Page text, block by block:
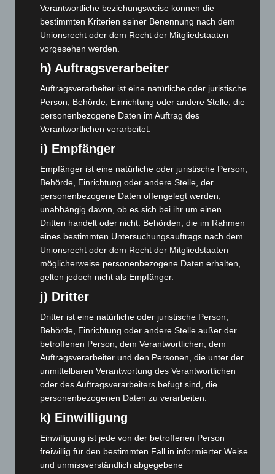
August 2026(14)
Juli 2026(73)
Juni 2026(139)
Mai 2026(99)
April 2026(99)
März 2026(115)
Februar 2026
(109)
Januar 2026
(122)
November 2025(114)
Oktober 2025(112)
September 2025 (93)
August 2025(90)
Juli 2025(90)
Juni 2025
(103)
Mai 2025(112)
März 2025(111)
Februar 2025(96)
Januar 2025(88)
Dezember 2024(89)
November 2024(94)
Oktober 2024(93)
September 2024 (112)
August 2024 (107)
Verantwortliche beziehungsweise können die
bestimmten Kriterien seiner Benennung nach dem
Unionsrecht oder dem Recht der Mitgliedstaaten
vorgesehen werden.
h) Auftragsverarbeiter
Auftragsverarbeiter ist eine natürliche oder juristische
Person, Behörde, Einrichtung oder andere Stelle, die
personenbezogene Daten im Auftrag des
Verantwortlichen verarbeitet.
i) Empfänger
Empfänger ist eine natürliche oder juristische Person,
Behörde, Einrichtung oder andere Stelle, der
personenbezogene Daten offengelegt werden,
unabhängig davon, ob es sich bei ihr um einen
Dritten handelt oder nicht. Behörden, die im Rahmen
eines bestimmten Untersuchungsauftrags nach dem
Unionsrecht oder dem Recht der Mitgliedstaaten
möglicherweise personenbezogene Daten erhalten,
gelten jedoch nicht als Empfänger.
j) Dritter
Dritter ist eine natürliche oder juristische Person,
Behörde, Einrichtung oder andere Stelle außer der
betroffenen Person, dem Verantwortlichen, dem
Auftragsverarbeiter und den Personen, die unter der
unmittelbaren Verantwortung des Verantwortlichen
oder des Auftragsverarbeiters befugt sind, die
personenbezogenen Daten zu verarbeiten.
k) Einwilligung
Einwilligung ist jede von der betroffenen Person
freiwillig für den bestimmten Fall in informierter Weise
und unmissverständlich abgegebene